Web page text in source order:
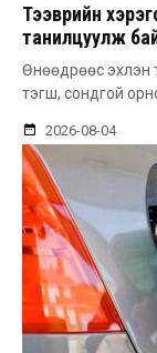
Тээврийн
танилцуулж
Өнөөдрөөс эхлэн
тэгш, сондгой
2026-08-04